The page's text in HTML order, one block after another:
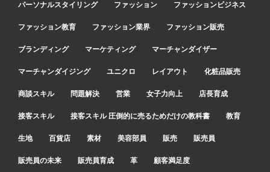
パーソナルスタイリング ファッション ファッションビジネス
ファッション教育 ファッション業界 ファッション販売
ブランディング マーケティング マーチャンダイザー
マーチャンダイジング ユニクロ レイアウト 化粧品販売
商談スキル 問題解決 営業 女子力向上 店長育成
接客スキル 接客スキル 圧倒的に売るためだけの教科書 教育
生地 百貨店 素材 美容部員 販売 販売員
販売員の未来 販売員育成 革 顧客満足度